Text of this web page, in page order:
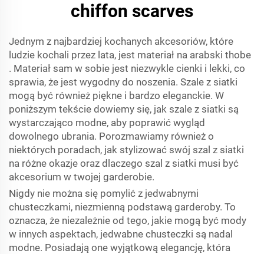
chiffon scarves
Jednym z najbardziej kochanych akcesoriów, które
ludzie kochali przez lata, jest materiał na arabski thobe
. Materiał sam w sobie jest niezwykle cienki i lekki, co
sprawia, że jest wygodny do noszenia. Szale z siatki
mogą być również piękne i bardzo eleganckie. W
poniższym tekście dowiemy się, jak szale z siatki są
wystarczająco modne, aby poprawić wygląd
dowolnego ubrania. Porozmawiamy również o
niektórych poradach, jak stylizować swój szal z siatki
na różne okazje oraz dlaczego szal z siatki musi być
akcesorium w twojej garderobie.
Nigdy nie można się pomylić z jedwabnymi
chusteczkami, niezmienną podstawą garderoby. To
oznacza, że niezależnie od tego, jakie mogą być mody
w innych aspektach, jedwabne chusteczki są nadal
modne. Posiadają one wyjątkową elegancję, która